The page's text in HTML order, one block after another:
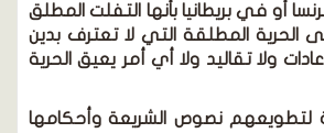
أو في بريطانيا بأنها التفلت المطلق
الحرية المطلقة التي لا تعترف بدين
ولا تقاليد ولا أي أمر يعيق الحرية
لتطويعهم نصوص الشريعة وأحكامها